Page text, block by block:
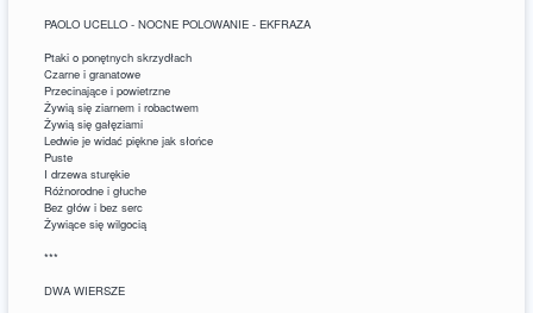
PAOLO UCELLO - NOCNE POLOWANIE - EKFRAZA
Ptaki o ponętnych skrzydłach
Czarne i granatowe
Przecinające i powietrzne
Żywią się ziarnem i robactwem
Żywią się gałęziami
Ledwie je widać piękne jak słońce
Puste
I drzewa sturękie
Różnorodne i głuche
Bez głów i bez serc
Żywiące się wilgocią
***
DWA WIERSZE